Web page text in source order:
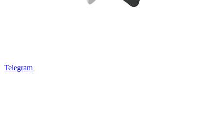
Telegram